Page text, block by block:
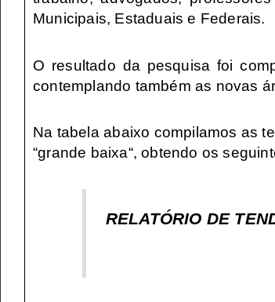
Municipais, Estaduais e Federais.
O resultado da pesquisa foi
contemplando também as novas
Na tabela abaixo compilamos as
“grande baixa“, obtendo os
RELATÓRIO DE